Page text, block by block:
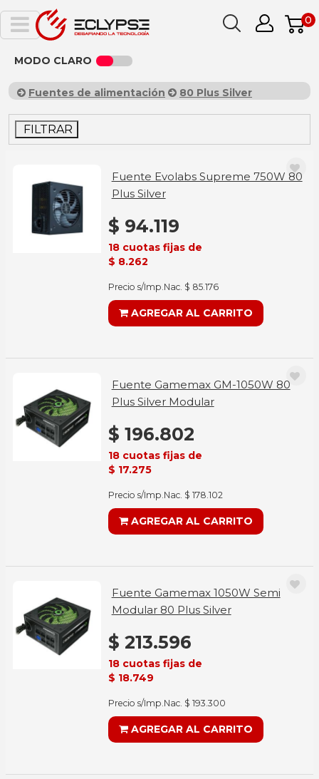
0
MODO CLARO
Fuentes de alimentación 80 Plus Silver
FILTRAR
Fuente Evolabs Supreme 750W 80
Plus Silver
$ 94.119
18 cuotas fijas de
$ 8.262
Precio s/Imp.Nac. $ 85.176
AGREGAR AL CARRITO
Fuente Gamemax GM-1050W 80
Plus Silver Modular
$ 196.802
18 cuotas fijas de
$ 17.275
Precio s/Imp.Nac. $ 178.102
AGREGAR AL CARRITO
Fuente Gamemax 1050W Semi
Modular 80 Plus Silver
$ 213.596
18 cuotas fijas de
$ 18.749
Precio s/Imp.Nac. $ 193.300
AGREGAR AL CARRITO